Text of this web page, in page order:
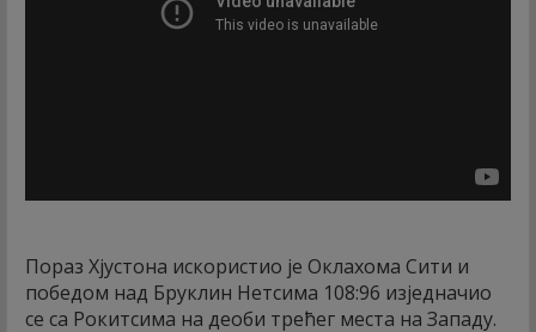
Пораз Хјустона искористио је Оклахома Сити и
победом над Бруклин Нетсима 108:96 изједначио
се са Рокитсима на деоби трећег места на Западу.